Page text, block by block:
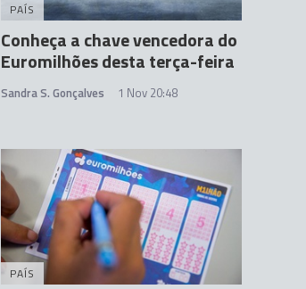
PAÍS
Conheça a chave vencedora do
Euromilhões desta terça-feira
Sandra S. Gonçalves 1 Nov 20:48
PAÍS